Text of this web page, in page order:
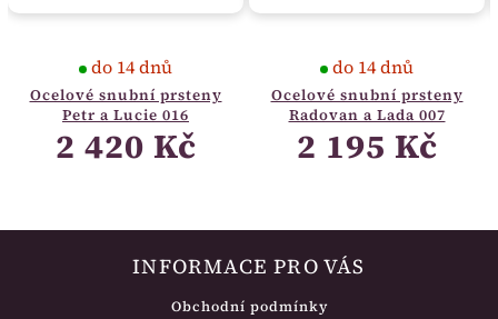
Ocelové snubní prsteny
Petr a Lucie 016
do 14 dnů
2 420 Kč
Ocelové snubní prsteny
Radovan a Lada 007
do 14 dnů
2 195 Kč
INFORMACE PRO VÁS
Obchodní podmínky